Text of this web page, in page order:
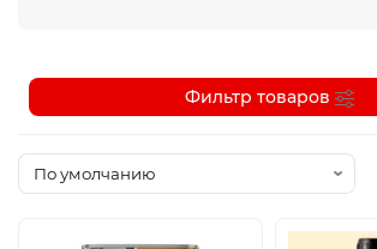
Фильтр товаров